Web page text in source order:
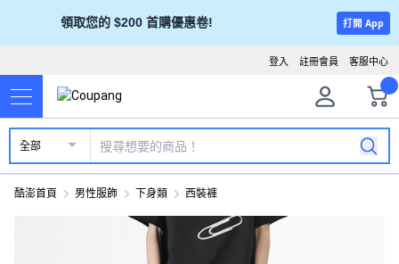
領取您的 $200 首購優惠卷! 打開 App
客服中心
註冊會員
登入
全部
酷澎首頁 男性服飾 下身類 西裝褲